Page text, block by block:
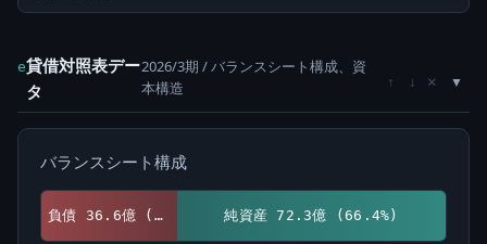
e貸借対照表デー
タ
2026/3期 / バランスシート構成、資
本構造
↑ ↓ ×
バランスシート構成
負債 36.6億 (33.6%) 純資産 72.3億 (66.4%)